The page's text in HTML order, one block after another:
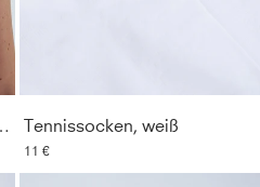
Fasern für maximale
Elasthan (Lycra®)
rot Tennissocken, weiß
11 €